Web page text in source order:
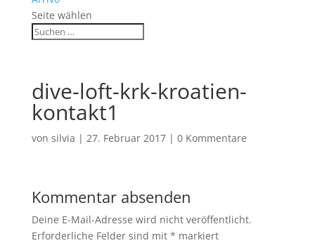
Seite wählen
dive-loft-krk-kroatien-
kontakt1
von silvia | 27. Februar 2017| 0 Kommentare
Kommentar absenden
Deine E-Mail-Adresse wird nicht veröffentlicht.
Erforderliche Felder sind mit * markiert